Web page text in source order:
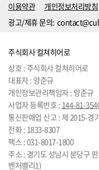
이용약관 개인정보처리방침
광고/제휴 문의:
주식회사 컬쳐히어로
상호 : 주식회사 컬쳐히어로
대표자 : 양준규
개인정보관리책임자 : 양준규
사업자 등록번호 : 144-81-
통신판매업 신고 : 제 2015-경
전화 : 1833-8307
팩스 : 031-8017-1800
주소 : 경기도 성남시 분당구
벤처밸리1)